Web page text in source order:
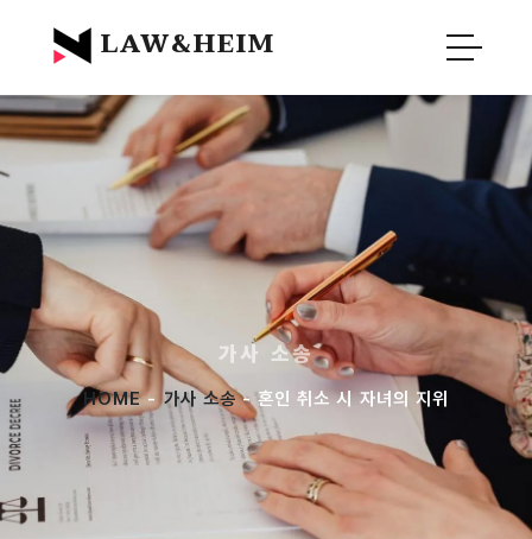
LAW&HEIM
가사 소송
HOME-가사 소송- 혼인 취소 시 자녀의 지위